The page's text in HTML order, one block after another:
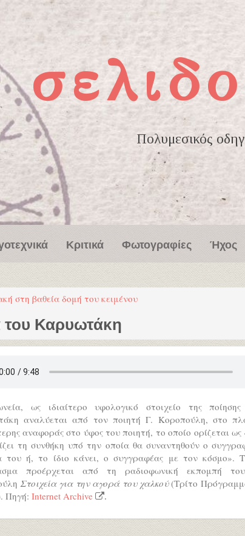
Πολυμεσικός
Κριτικά Φωτογραφίες Ήχος
στη βαθεία δομή του κειμένου
του Καρυωτάκη
ως ιδιαίτερο υφολογικό στοιχείο της
αναλύεται από τον ποιητή Γ. Κοροπούλη, στο
αναφοράς στο ύφος του ποιητή, το οποίο ορίζεται ως
τη συνθήκη υπό την οποία θα συναντηθούν ο
του ή, το ίδιο κάνει, ο συγγραφέας με τον κόσμο».
προέρχεται από τη ραδιοφωνική εκπομπή
Στοιχεία για την αγορά του χαλκού(Τρίτο
Πηγή: Internet Archive .